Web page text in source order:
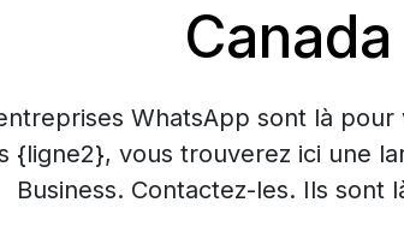
Canada
WhatsApp sont là
{ligne2}, vous trouverez ici une
Business. Contactez-les. Ils sont